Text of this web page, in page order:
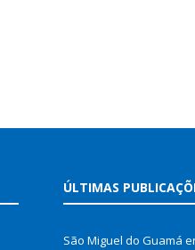
ÚLTIMAS
São Miguel do Guamá